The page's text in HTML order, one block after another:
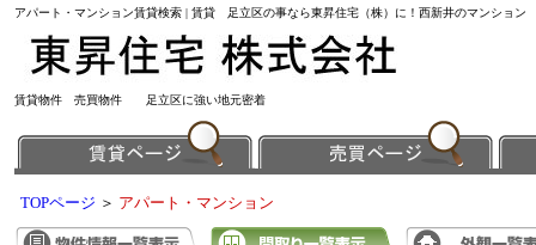
アパート・マンション賃貸検索 | 賃貸 足立区の事なら東昇住宅（株）に！西新井のマンシ
賃貸物件 売買物件 足立区に強い地元密着
TOPページ ＞ アパート・マンション